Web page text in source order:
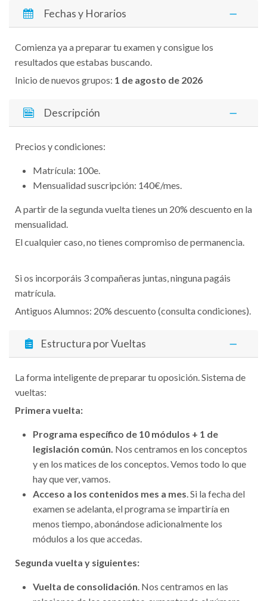
Fechas y Horarios
Comienza ya a preparar tu examen y consigue los
resultados que estabas buscando.
Inicio de nuevos grupos: 1 de agosto de 2026
Descripción
Precios y condiciones:
Matrícula: 100e.
Mensualidad suscripción: 140€/mes.
A partir de la segunda vuelta tienes un 20% descuento en la
mensualidad.
El cualquier caso, no tienes compromiso de permanencia.
Si os incorporáis 3 compañeras juntas, ninguna pagáis
matrícula.
Antiguos Alumnos: 20% descuento (consulta condiciones).
Estructura por Vueltas
La forma inteligente de preparar tu oposición. Sistema de
vueltas:
Primera vuelta:
Programa específico de 10 módulos + 1 de
legislación común. Nos centramos en los conceptos
y en los matices de los conceptos. Vemos todo lo que
hay que ver, vamos.
Acceso a los contenidos mes a mes. Si la fecha del
examen se adelanta, el programa se impartiría en
menos tiempo, abonándose adicionalmente los
módulos a los que accedas.
Segunda vuelta y siguientes:
Vuelta de consolidación. Nos centramos en las